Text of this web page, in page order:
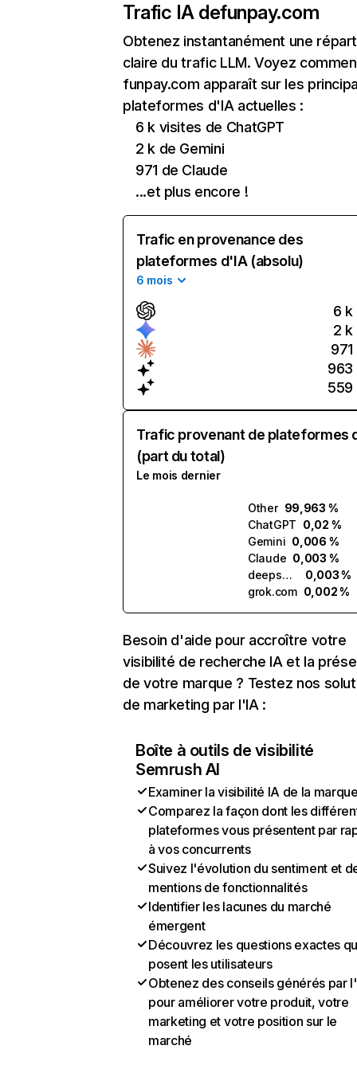
Trafic IA defunpay.com
Obtenez instantanément une
claire du trafic LLM. Voyez
funpay.com apparaît sur les
plateformes d'IA actuelles :
6 k visites de ChatGPT
2 k de Gemini
971 de Claude
...et plus encore !
Trafic en provenance des
plateformes d'IA (absolu)
6 mois
6 k
2 k
971
963
559
Trafic provenant de plateformes
(part du total)
Le mois dernier
Other 99,963 %
ChatGPT 0,02 %
Gemini 0,006 %
Claude 0,003 %
deepseek.com
0,003 %
grok.com 0,002 %
Besoin d'aide pour accroître votre
visibilité de recherche IA et la
de votre marque ? Testez nos
de marketing par l'IA :
Boîte à outils de visibilité
Semrush AI
Examiner la visibilité IA de la
Comparez la façon dont les
plateformes vous présentent par
à vos concurrents
Suivez l'évolution du sentiment et
mentions de fonctionnalités
Identifier les lacunes du marché
émergent
Découvrez les questions exactes
posent les utilisateurs
Obtenez des conseils générés par
pour améliorer votre produit, votre
marketing et votre position sur le
marché